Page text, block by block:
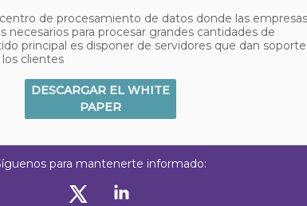
de procesamiento de datos donde las empresas
necesarios para procesar grandes cantidades de
principal es disponer de servidores que dan soporte
los clientes
DESCARGAR EL WHITE
PAPER
para mantenerte informado: